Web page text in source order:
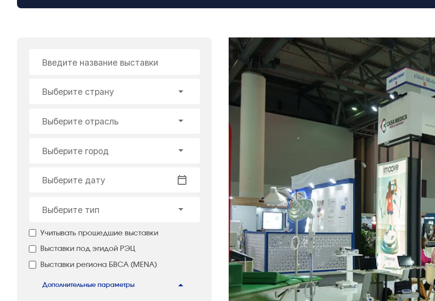
Введите название выставки
Выберите страну
Выберите отрасль
Выберите город
Выберите дату
Выберите тип
Учитывать прошедшие выставки
Выставки под эгидой РЭЦ
Выставки региона БВСА (MENA)
Дополнительные параметры